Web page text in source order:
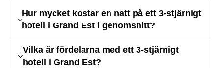
Hur mycket kostar en natt på ett 3-stjärnigt
hotell i Grand Est i genomsnitt?
Vilka är fördelarna med ett 3-stjärnigt
hotell i Grand Est?